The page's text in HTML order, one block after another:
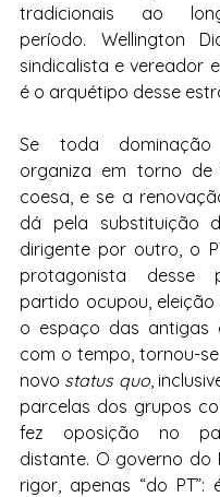
tradicionais ao
período. Wellington
sindicalista e vereador
é o arquétipo desse
Se toda
organiza em torno de
coesa, e se a
dá pela substituição
dirigente por outro, o
protagonista desse
partido ocupou, eleição
o espaço das antigas
com o tempo, tornou-
novo status quo,
parcelas dos grupos
fez oposição no
distante. O governo do
rigor, apenas “do